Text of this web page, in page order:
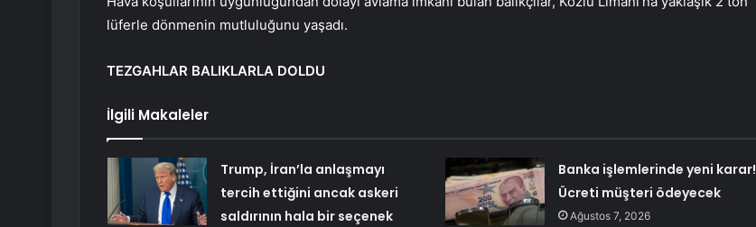
lüferle dönmenin mutluluğunu yaşadı.
TEZGAHLAR BALIKLARLA DOLDU
İlgili Makaleler
Trump, İran’la anlaşmayı
tercih ettiğini ancak askeri
saldırının hala bir seçenek
Banka işlemlerinde yeni karar!
Ücreti müşteri ödeyecek
Ağustos 7, 2026